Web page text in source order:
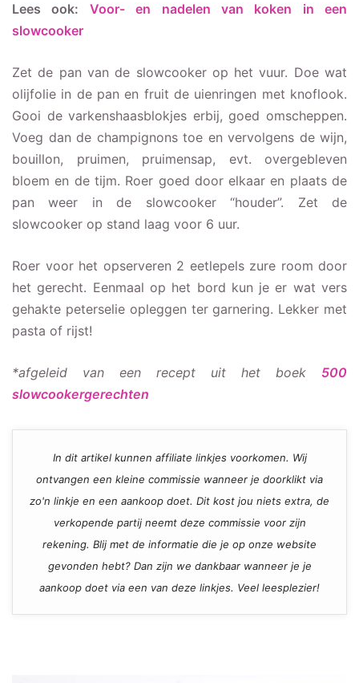
Lees ook: Voor- en nadelen van koken in een
slowcooker
Zet de pan van de slowcooker op het vuur. Doe wat
olijfolie in de pan en fruit de uienringen met knoflook.
Gooi de varkenshaasblokjes erbij, goed omscheppen.
Voeg dan de champignons toe en vervolgens de wijn,
bouillon, pruimen, pruimensap, evt. overgebleven
bloem en de tijm. Roer goed door elkaar en plaats de
pan weer in de slowcooker “houder”. Zet de
slowcooker op stand laag voor 6 uur.
Roer voor het opserveren 2 eetlepels zure room door
het gerecht. Eenmaal op het bord kun je er wat vers
gehakte peterselie opleggen ter garnering. Lekker met
pasta of rijst!
*afgeleid van een recept uit het boek 500
slowcookergerechten
In dit artikel kunnen affiliate linkjes voorkomen. Wij
ontvangen een kleine commissie wanneer je doorklikt via
zo'n linkje en een aankoop doet. Dit kost jou niets extra, de
verkopende partij neemt deze commissie voor zijn
rekening. Blij met de informatie die je op onze website
gevonden hebt? Dan zijn we dankbaar wanneer je je
aankoop doet via een van deze linkjes. Veel leesplezier!